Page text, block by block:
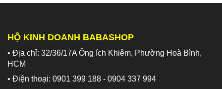
HỘ KINH DOANH BABASHOP
• Địa chỉ: 32/36/17A Ông ích Khiêm, Phường Hoà Bình,
HCM
• Điện thoại: 0901 399 188 - 0904 337 994